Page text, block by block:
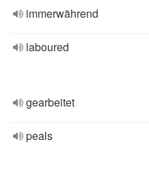
immerwährend
laboured
gearbeitet
peals